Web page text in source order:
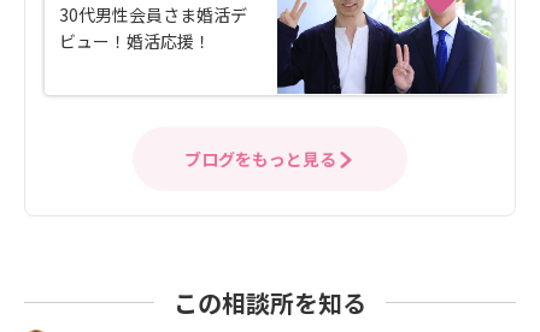
30代男性会員さま婚活デ
ビュー！婚活応援！
ブログをもっと見る
この相談所を知る